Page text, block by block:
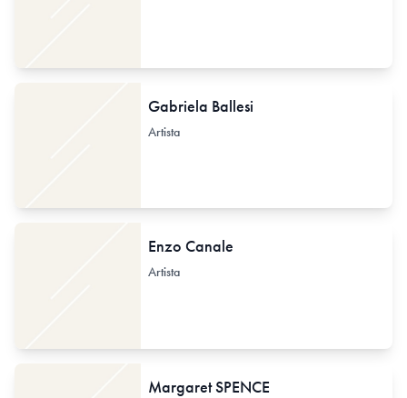
Gabriela Ballesi
Artista
Enzo Canale
Artista
Margaret SPENCE